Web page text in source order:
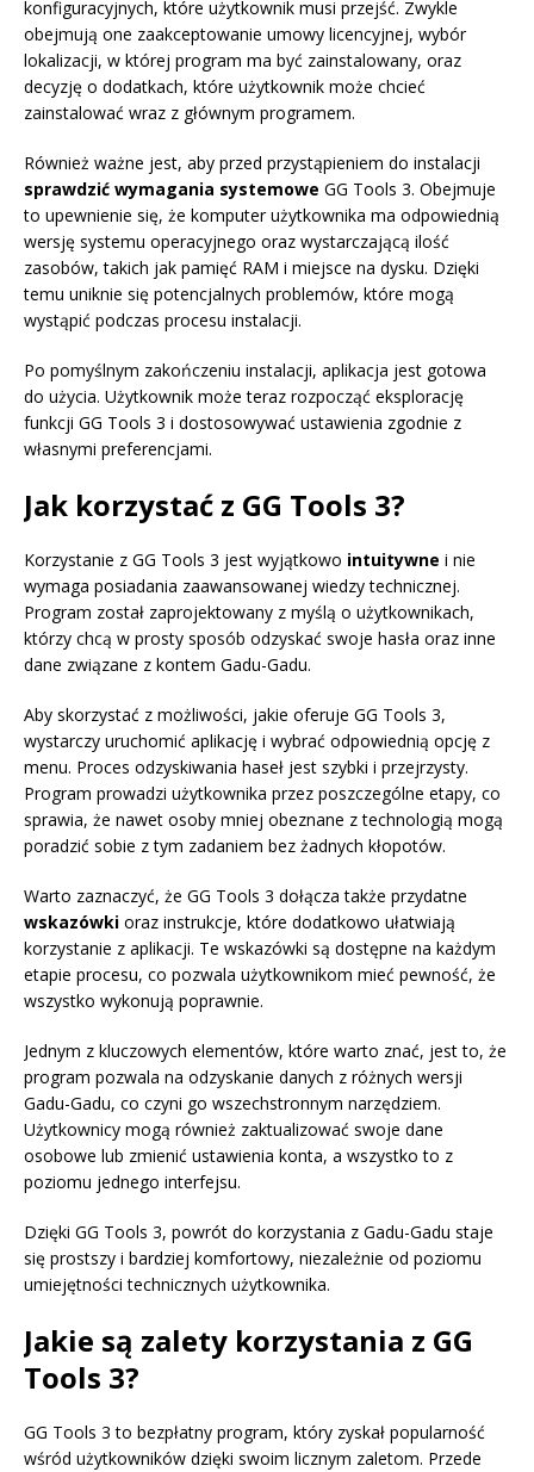
konfiguracyjnych, które użytkownik musi przejść. Zwykle
obejmują one zaakceptowanie umowy licencyjnej, wybór
lokalizacji, w której program ma być zainstalowany, oraz
decyzję o dodatkach, które użytkownik może chcieć
zainstalować wraz z głównym programem.
Również ważne jest, aby przed przystąpieniem do instalacji
sprawdzić wymagania systemowe GG Tools 3. Obejmuje
to upewnienie się, że komputer użytkownika ma odpowiednią
wersję systemu operacyjnego oraz wystarczającą ilość
zasobów, takich jak pamięć RAM i miejsce na dysku. Dzięki
temu uniknie się potencjalnych problemów, które mogą
wystąpić podczas procesu instalacji.
Po pomyślnym zakończeniu instalacji, aplikacja jest gotowa
do użycia. Użytkownik może teraz rozpocząć eksplorację
funkcji GG Tools 3 i dostosowywać ustawienia zgodnie z
własnymi preferencjami.
Jak korzystać z GG Tools 3?
Korzystanie z GG Tools 3 jest wyjątkowo intuitywne i nie
wymaga posiadania zaawansowanej wiedzy technicznej.
Program został zaprojektowany z myślą o użytkownikach,
którzy chcą w prosty sposób odzyskać swoje hasła oraz inne
dane związane z kontem Gadu-Gadu.
Aby skorzystać z możliwości, jakie oferuje GG Tools 3,
wystarczy uruchomić aplikację i wybrać odpowiednią opcję z
menu. Proces odzyskiwania haseł jest szybki i przejrzysty.
Program prowadzi użytkownika przez poszczególne etapy, co
sprawia, że nawet osoby mniej obeznane z technologią mogą
poradzić sobie z tym zadaniem bez żadnych kłopotów.
Warto zaznaczyć, że GG Tools 3 dołącza także przydatne
wskazówki oraz instrukcje, które dodatkowo ułatwiają
korzystanie z aplikacji. Te wskazówki są dostępne na każdym
etapie procesu, co pozwala użytkownikom mieć pewność, że
wszystko wykonują poprawnie.
Jednym z kluczowych elementów, które warto znać, jest to, że
program pozwala na odzyskanie danych z różnych wersji
Gadu-Gadu, co czyni go wszechstronnym narzędziem.
Użytkownicy mogą również zaktualizować swoje dane
osobowe lub zmienić ustawienia konta, a wszystko to z
poziomu jednego interfejsu.
Dzięki GG Tools 3, powrót do korzystania z Gadu-Gadu staje
się prostszy i bardziej komfortowy, niezależnie od poziomu
umiejętności technicznych użytkownika.
Jakie są zalety korzystania z GG
Tools 3?
GG Tools 3 to bezpłatny program, który zyskał popularność
wśród użytkowników dzięki swoim licznym zaletom. Przede